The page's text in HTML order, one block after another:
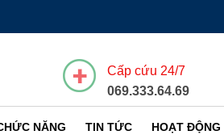
Cấp cứu 24/7
069.333.64.69
NĂNG TIN TỨC HOẠT ĐỘNG